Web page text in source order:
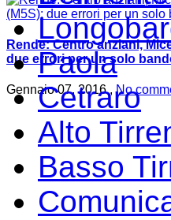
Rende: Centro anziani,
due errori per un solo
Gennaio 07, 2016 ,No
Paola
Cetraro
Alto
Basso